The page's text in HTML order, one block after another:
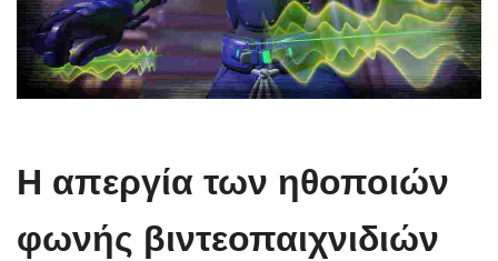
Η απεργία των ηθοποιών
φωνής βιντεοπαιχνιδιών